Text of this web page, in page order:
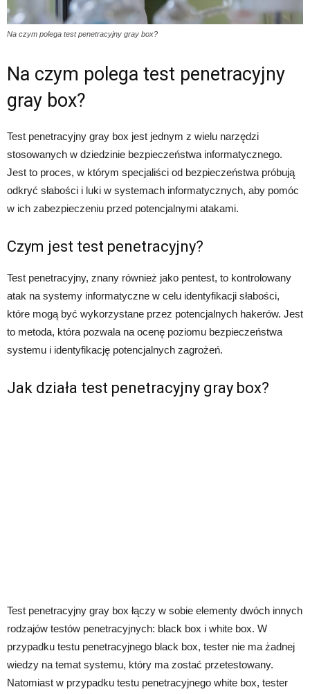
Na czym polega test penetracyjny gray box?
Na czym polega test penetracyjny
gray box?
Test penetracyjny gray box jest jednym z wielu narzędzi
stosowanych w dziedzinie bezpieczeństwa informatycznego.
Jest to proces, w którym specjaliści od bezpieczeństwa próbują
odkryć słabości i luki w systemach informatycznych, aby pomóc
w ich zabezpieczeniu przed potencjalnymi atakami.
Czym jest test penetracyjny?
Test penetracyjny, znany również jako pentest, to kontrolowany
atak na systemy informatyczne w celu identyfikacji słabości,
które mogą być wykorzystane przez potencjalnych hakerów. Jest
to metoda, która pozwala na ocenę poziomu bezpieczeństwa
systemu i identyfikację potencjalnych zagrożeń.
Jak działa test penetracyjny gray box?
Test penetracyjny gray box łączy w sobie elementy dwóch innych
rodzajów testów penetracyjnych: black box i white box. W
przypadku testu penetracyjnego black box, tester nie ma żadnej
wiedzy na temat systemu, który ma zostać przetestowany.
Natomiast w przypadku testu penetracyjnego white box, tester